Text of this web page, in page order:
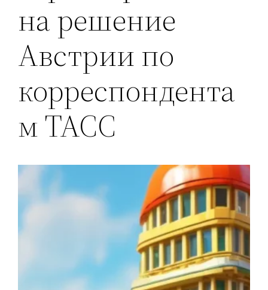
на решение
Австрии по
корреспондента
м ТАСС